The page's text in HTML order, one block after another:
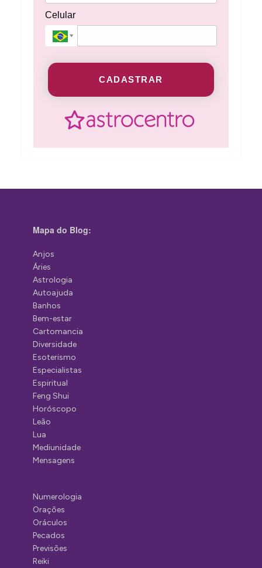
Celular
CADASTRAR
Mapa do Blog:
Anjos
Áries
Astrologia
Autoajuda
Banhos
Bem-estar
Cartomancia
Diversidade
Esoterismo
Especialistas
Espiritual
Feng Shui
Horóscopo
Leão
Lua
Mediunidade
Mensagens
Numerologia
Orações
Oráculos
Pecados
Previsões
Reiki